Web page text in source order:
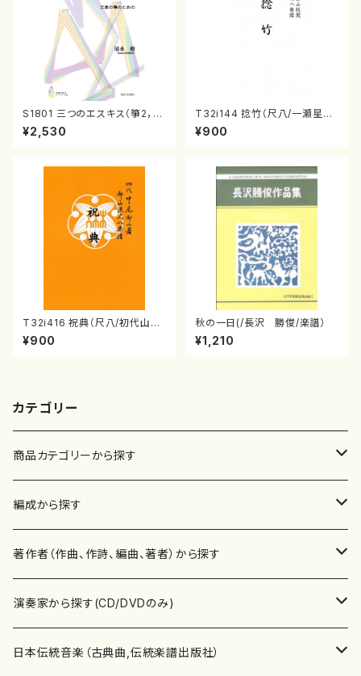
S1801 三つのエスキス（箏2，1
7/清水 脩/楽譜）
¥2,530
T32i144 捻竹（尺八/一瀬星山/
尺八/都山式譜）都山流公刊楽譜
曲番:593
¥900
T32i416 祝典（尺八/初代山川
園松/楽譜）都山流公刊楽譜曲
番:2121
¥900
秋の一日(/長沢 勝俊/楽譜）
¥1,210
カテゴリー
商品カテゴリーから探す
楽譜
書籍
書籍
テキストブック
CD・DVD
チケット
編成から探す
邦楽器
箏・琴（ソロ）
箏・琴（合奏）
合唱
混声合唱
歌・声
著作者（作曲、作詩、編曲、著者）から探す
あ行
青木省三(アオキ ショウゾウ)
か行
演奏家から探す(CD/DVDのみ)
邦楽（箏、三味線、尺八等）演奏家
日本伝統音楽（古典曲,伝統楽譜出版社）